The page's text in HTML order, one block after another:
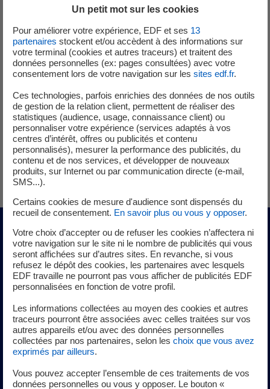
La formation
Nous recrutons des jeunes diplômés mais aussi des
personnes expérimentées.
Une formation initiale école d'ingénieur ou Bac +5
domaine technique est nécessaire.
Pensez à l'alternance pour la préparation de votre
diplôme.
Architecte de tranche
La rémunération
La rémunération brute annuelle à l'embauche varie entre
35k € et 45k€, en fonction du diplôme et au-delà en
fonction de l'expérience professionnelle (incluant
individuelles et collectives). Des avantages
Un petit mot sur les cookies
Pour améliorer votre expérience, EDF et ses 13
partenaires stockent et/ou accèdent à des informations sur
votre terminal (cookies et autres traceurs) et traitent des
données personnelles (ex: pages consultées) avec votre
consentement lors de votre navigation sur les sites edf.fr.
Ces technologies, parfois enrichies des données de nos outils
de gestion de la relation client, permettent de réaliser des
statistiques (audience, usage, connaissance client) ou
personnaliser votre expérience (services adaptés à vos
centres d’intérêt, offres ou publicités et contenu
personnalisés), mesurer la performance des publicités, du
contenu et de nos services, et développer de nouveaux
produits, sur Internet ou par communication directe (e-mail,
SMS...).
Certains cookies de mesure d'audience sont dispensés du
recueil de consentement. En savoir plus ou vous y opposer.
Votre choix d’accepter ou de refuser les cookies n’affectera ni
votre navigation sur le site ni le nombre de publicités qui vous
seront affichées sur d’autres sites. En revanche, si vous
refusez le dépôt des cookies, les partenaires avec lesquels
EDF travaille ne pourront pas vous afficher de publicités EDF
personnalisées en fonction de votre profil.
Les informations collectées au moyen des cookies et autres
traceurs pourront être associées avec celles traitées sur vos
autres appareils et/ou avec des données personnelles
collectées par nos partenaires, selon les choix que vous avez
exprimés par ailleurs.
Vous pouvez accepter l’ensemble de ces traitements de vos
données personnelles ou vous y opposer. Le bouton «